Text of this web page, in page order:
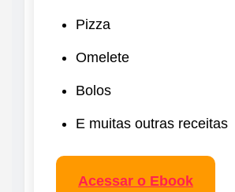
Pizza
Omelete
Bolos
E muitas outras receitas
Acessar o Ebook